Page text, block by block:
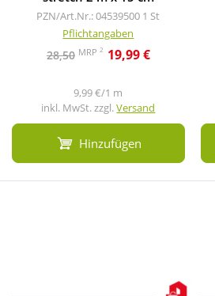
PZN/Art.Nr.: 04539500 1 St
Pflichtangaben
28,50 MRP 2 19,99 €
9,99 €/1 m
inkl. MwSt. zzgl.Versand
Hinzufügen